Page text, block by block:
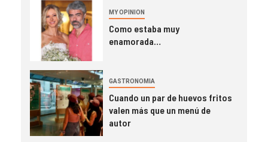
MY OPINION
Como estaba muy
enamorada…
GASTRONOMIA
Cuando un par de huevos fritos
valen más que un menú de
autor